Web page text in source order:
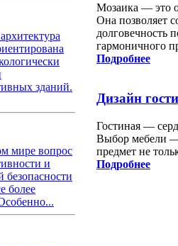
зданий.
мире вопрос
и
безопасности
более
Мозаика — это
Она позволяет
долговечность
гармоничного
Подробнее
Дизайн
Гостиная —
Выбор мебели —
предмет не
Подробнее